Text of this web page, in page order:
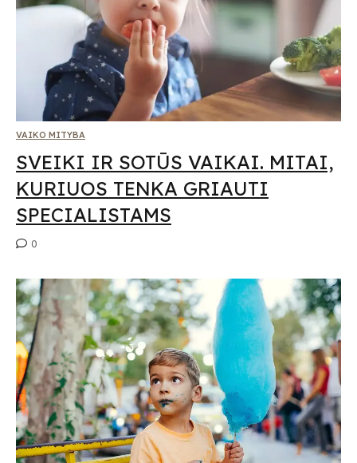
VAIKO MITYBA
SVEIKI IR SOTŪS VAIKAI. MITAI,
KURIUOS TENKA GRIAUTI
SPECIALISTAMS
0